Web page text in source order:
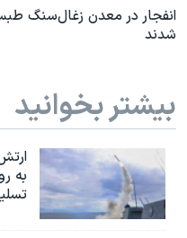
شدند
بیشتر بخوانید
به